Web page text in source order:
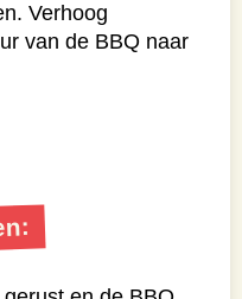
de koelkast tot
deze gereed met